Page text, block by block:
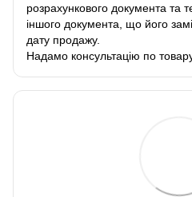
розрахункового документа та
іншого документа, що його
дату продажу.
Надамо консультацію по